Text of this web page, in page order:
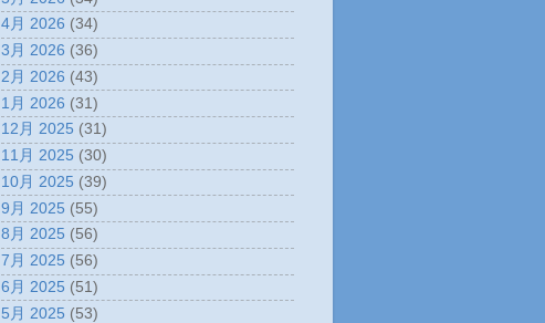
4月 2026 (34)
3月 2026 (36)
2月 2026 (43)
1月 2026 (31)
12月 2025 (31)
11月 2025 (30)
10月 2025 (39)
9月 2025 (55)
8月 2025 (56)
7月 2025 (56)
6月 2025 (51)
5月 2025 (53)